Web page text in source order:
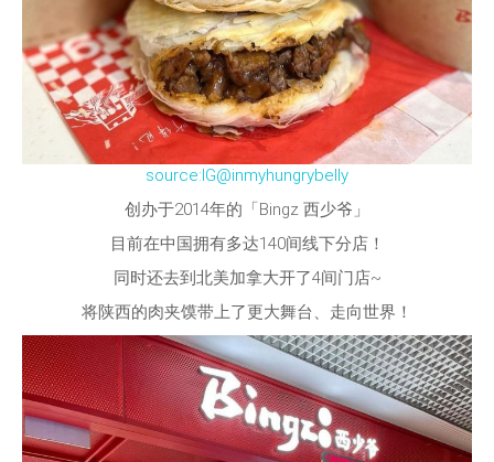
source:IG@inmyhungrybelly
创办于2014年的「Bingz 西少爷」
目前在中国拥有多达140间线下分店！
同时还去到北美加拿大开了4间门店~
将陕西的肉夹馍带上了更大舞台、走向世界！